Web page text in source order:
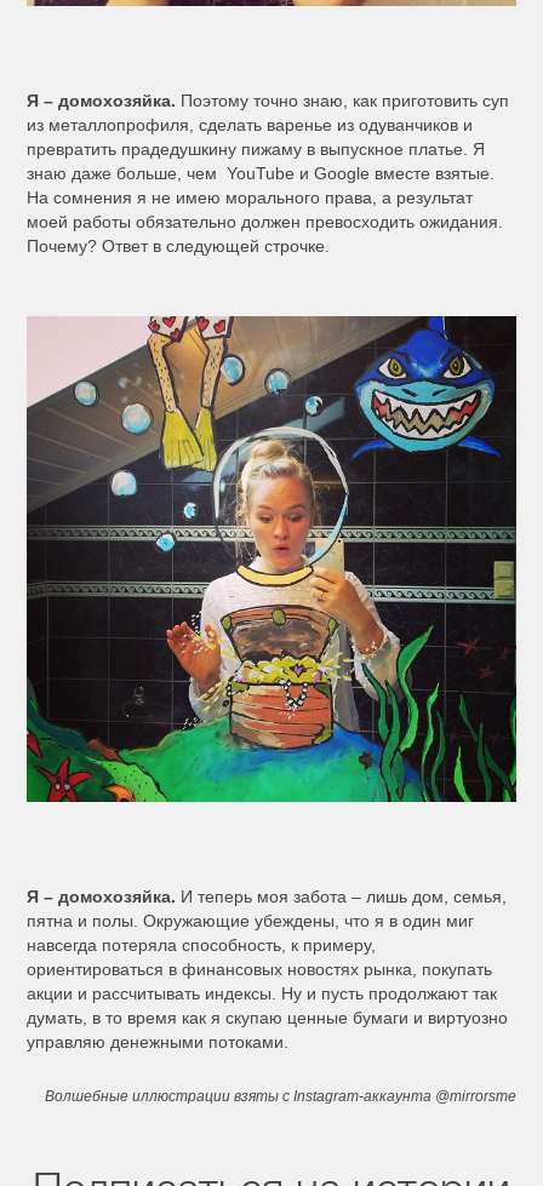
Я – домохозяйка. Поэтому точно знаю, как приготовить суп
из металлопрофиля, сделать варенье из одуванчиков и
превратить прадедушкину пижаму в выпускное платье. Я
знаю даже больше, чем YouTube и Google вместе взятые.
На сомнения я не имею морального права, а результат
моей работы обязательно должен превосходить ожидания.
Почему? Ответ в следующей строчке.
Я – домохозяйка. И теперь моя забота – лишь дом, семья,
пятна и полы. Окружающие убеждены, что я в один миг
навсегда потеряла способность, к примеру,
ориентироваться в финансовых новостях рынка, покупать
акции и рассчитывать индексы. Ну и пусть продолжают так
думать, в то время как я скупаю ценные бумаги и виртуозно
управляю денежными потоками.
Волшебные иллюстрации взяты с Instagram-аккаунта @mirrorsme